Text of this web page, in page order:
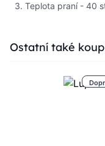
3. Teplota praní - 40
Press to skip
Ostatní také